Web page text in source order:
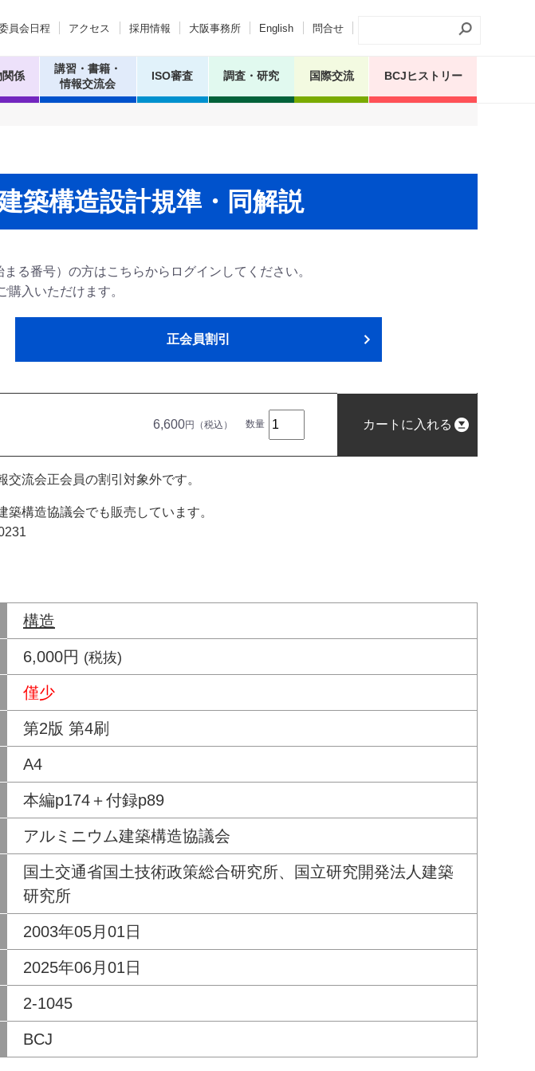
関係
講習・書籍・
情報交流会
ISO審査 調査・研究 国際交流 BCJヒストリー
員会日程 アクセス 採用情報 大阪事務所 English 問合せ
築構造設計規準・同解説
る番号）の方はこちらからログインしてください。
購入いただけます。
正会員割引
6,600円（税込） 数量 カートに入れる
交流会正会員の割引対象外です。
築構造協議会でも販売しています。
構造
6,000円 (税抜)
僅少
第2版 第4刷
A4
本編p174＋付録p89
アルミニウム建築構造協議会
国土交通省国土技術政策総合研究所、国立研究開発法人建築
研究所
2003年05月01日
2025年06月01日
2-1045
BCJ